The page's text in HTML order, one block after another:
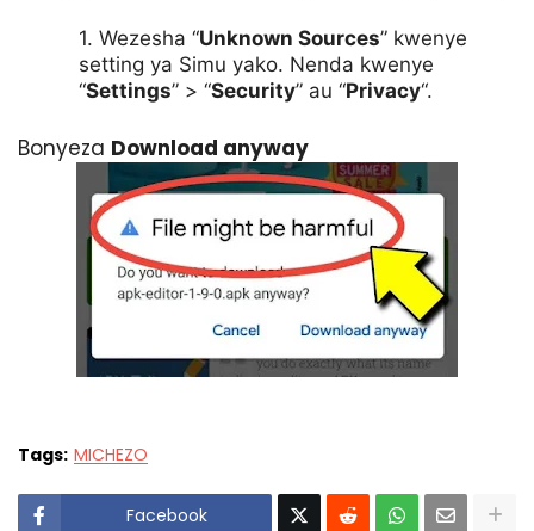
Wezesha “Unknown Sources” kwenye
setting ya Simu yako. Nenda kwenye
“Settings” > “Security” au “Privacy“.
Bonyeza Download anyway
Tags: MICHEZO
Facebook